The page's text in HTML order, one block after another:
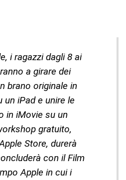
i ragazzi dagli 8 ai
a girare dei
brano originale in
un iPad e unire le
in iMovie su un
gratuito,
Store, durerà
con il Film
Apple in cui i